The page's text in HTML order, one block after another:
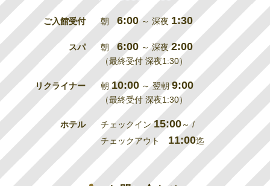
ご入館受付 朝 6:00～ 深夜 1:30
スパ 朝 6:00 ～ 深夜2:00
（最終受付 深夜1:30）
リクライナー 朝 10:00 ～ 翌朝9:00
（最終受付 深夜1:30）
ホテル チェックイン15:00～ /
チェックアウト 11:00迄